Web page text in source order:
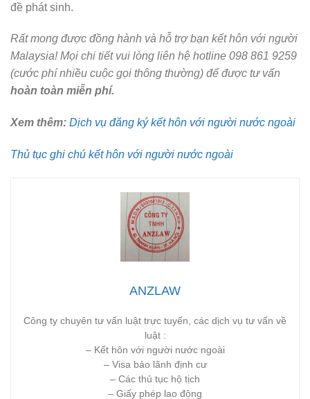
đề phát sinh.
Rất mong được đồng hành và hỗ trợ bạn kết hôn với người
Malaysia! Mọi chi tiết vui lòng liên hệ hotline 098 861 9259
(cước phí nhiều cuộc gọi thông thường) để được tư vấn
hoàn toàn miễn phí.
Xem thêm: Dịch vụ đăng ký kết hôn với người nước ngoài
Thủ tục ghi chú kết hôn với người nước ngoài
ANZLAW
Công ty chuyên tư vấn luật trực tuyến, các dịch vụ tư vấn về
luật :
– Kết hôn với người nước ngoài
– Visa bảo lãnh định cư
– Các thủ tục hộ tịch
– Giấy phép lao động